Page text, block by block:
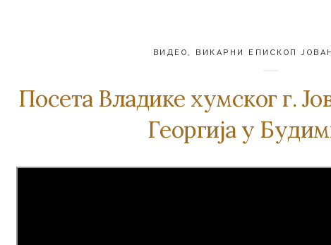
ВИДЕО , ВИКАРНИ ЕПИСКОП ЈОВАН
Пoсeтa Влaдикe хумскoг г.
Гeoргиja у